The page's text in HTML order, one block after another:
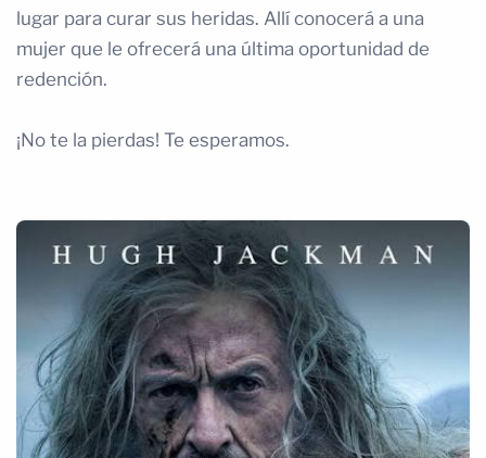
lugar para curar sus heridas. Allí conocerá a una
mujer que le ofrecerá una última oportunidad de
redención.
¡No te la pierdas! Te esperamos.